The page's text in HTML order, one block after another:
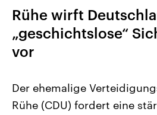
2026
Rühe wirft
„geschichtslose“
vor
Der ehemalige
Rühe (CDU) fordert eine